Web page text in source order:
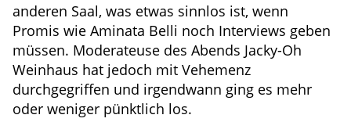
anderen Saal, was etwas sinnlos ist, wenn
Promis wie Aminata Belli noch Interviews geben
müssen. Moderateuse des Abends Jacky-Oh
Weinhaus hat jedoch mit Vehemenz
durchgegriffen und irgendwann ging es mehr
oder weniger pünktlich los.